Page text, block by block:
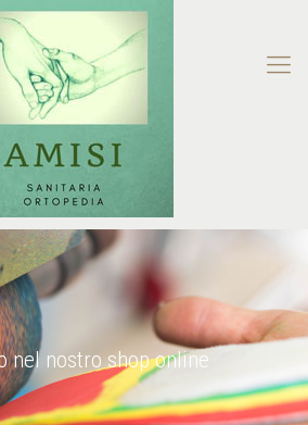
nel nostro shop online